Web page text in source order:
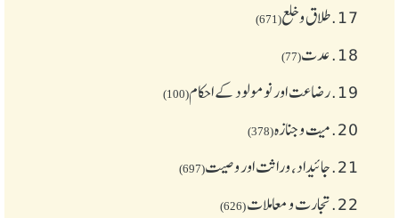
17. طلاق و خلع(671)
18. عدت(77)
19. رضاعت اور نومولود کے احکام(100)
20. میت و جنازہ(378)
21. جائیداد، وراثت اور وصیت(697)
22. تجارت و معاملات(626)